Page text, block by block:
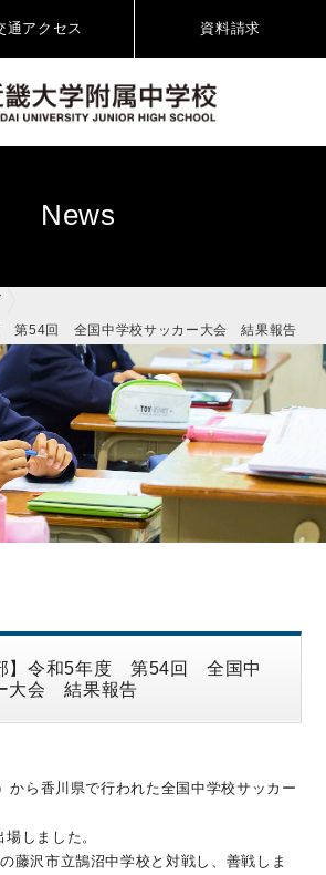
通アクセス 資料請求
News
第54回 全国中学校サッカー大会 結果報告
】令和5年度 第54回 全国中
大会 結果報告
から香川県で行われた全国中学校サッカー
しました。
藤沢市立鵠沼中学校と対戦し、善戦しま